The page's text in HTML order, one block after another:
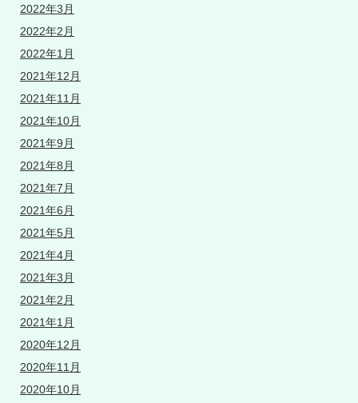
2022年3月
2022年2月
2022年1月
2021年12月
2021年11月
2021年10月
2021年9月
2021年8月
2021年7月
2021年6月
2021年5月
2021年4月
2021年3月
2021年2月
2021年1月
2020年12月
2020年11月
2020年10月